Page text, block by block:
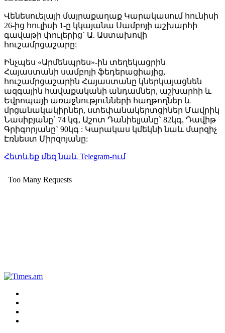
Վենեսուելայի մայրաքաղաք Կարակասում հունիսի
26-ից հուլիսի 1-ը կկայանա Սամբոյի աշխարհի
գավաթի փուլերից` Ա. Աստախովի
հուշամրցաշարը:
Ինչպես «Արմենպրես»-ին տեղեկացրին
Հայաստանի սամբոյի ֆեդերացիայից,
հուշամրցաշարին Հայաստանը կներկայացնեն
ազգային հավաքականի անդամներ, աշխարհի և
Եվրոպայի առաջնությունների հաղթողներ և
մրցանակակիրներ, ստեփանակերտցիներ Մավրիկ
Նասիբյանը` 74 կգ, Աշոտ Դանիելյանը` 82կգ, Դավիթ
Գրիգորյանը` 90կգ : Կարակաս կմեկնի նաև մարզիչ
Էռնեստ Միրզոյանը:
Հետևեք մեզ նաև Telegram-ում